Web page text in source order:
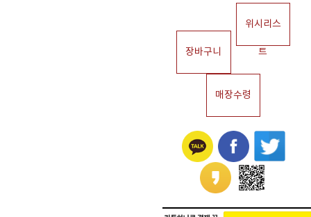
장바구니
위시리스
트
매장수령